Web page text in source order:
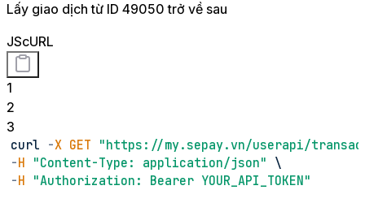
Lấy giao dịch từ ID 49050 trở về sau
JScURL
1
2
3
curl -X GET "https://my.sepay.vn/userapi/
-H "Content-Type: application/json" \
-H "Authorization: Bearer YOUR_API_TOKEN"